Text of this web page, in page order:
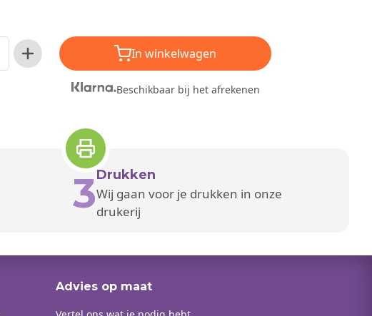
In winkelwagen
Beschikbaar bij het afrekenen
3Drukken
Wij gaan voor je drukken in onze
drukerij
Advies op maat